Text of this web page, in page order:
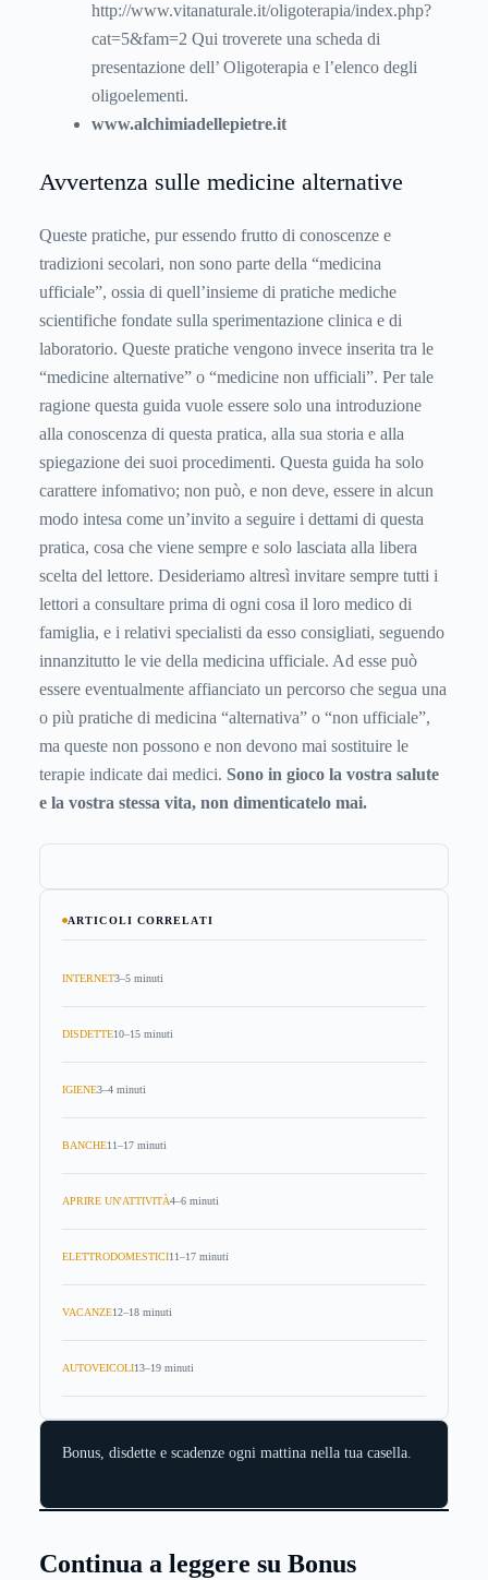
http://www.vitanaturale.it/oligoterapia/index.php?
cat=5&fam=2 Qui troverete una scheda di
presentazione dell’ Oligoterapia e l’elenco degli
oligoelementi.
www.alchimiadellepietre.it
Avvertenza sulle medicine alternative
Queste pratiche, pur essendo frutto di conoscenze e
tradizioni secolari, non sono parte della “medicina
ufficiale”, ossia di quell’insieme di pratiche mediche
scientifiche fondate sulla sperimentazione clinica e di
laboratorio. Queste pratiche vengono invece inserita tra le
“medicine alternative” o “medicine non ufficiali”. Per tale
ragione questa guida vuole essere solo una introduzione
alla conoscenza di questa pratica, alla sua storia e alla
spiegazione dei suoi procedimenti. Questa guida ha solo
carattere infomativo; non può, e non deve, essere in alcun
modo intesa come un’invito a seguire i dettami di questa
pratica, cosa che viene sempre e solo lasciata alla libera
scelta del lettore. Desideriamo altresì invitare sempre tutti i
lettori a consultare prima di ogni cosa il loro medico di
famiglia, e i relativi specialisti da esso consigliati, seguendo
innanzitutto le vie della medicina ufficiale. Ad esse può
essere eventualmente affianciato un percorso che segua una
o più pratiche di medicina “alternativa” o “non ufficiale”,
ma queste non possono e non devono mai sostituire le
terapie indicate dai medici. Sono in gioco la vostra salute
e la vostra stessa vita, non dimenticatelo mai.
ARTICOLI CORRELATI
INTERNET3–5 minuti
DISDETTE10–15 minuti
IGIENE3–4 minuti
BANCHE11–17 minuti
APRIRE UN'ATTIVITÀ4–6 minuti
ELETTRODOMESTICI11–17 minuti
VACANZE12–18 minuti
AUTOVEICOLI13–19 minuti
Bonus, disdette e scadenze ogni mattina nella tua casella.
Continua a leggere su Bonus